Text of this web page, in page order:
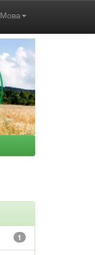
Мова
1